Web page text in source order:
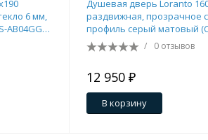
6 мм,
Душевая дверь Loranto
раздвижная, прозрачное
профиль серый матовый
160)
/ 0 отзывов
12 950 ₽
В корзину